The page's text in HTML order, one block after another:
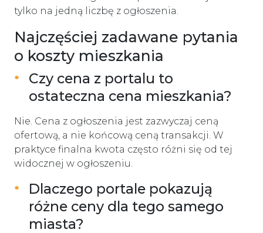
tylko na jedną liczbę z ogłoszenia.
Najczęściej zadawane pytania
o koszty mieszkania
Czy cena z portalu to
ostateczna cena mieszkania?
Nie. Cena z ogłoszenia jest zazwyczaj ceną
ofertową, a nie końcową ceną transakcji. W
praktyce finalna kwota często różni się od tej
widocznej w ogłoszeniu.
Dlaczego portale pokazują
różne ceny dla tego samego
miasta?